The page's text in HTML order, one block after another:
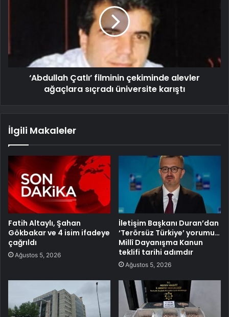
‘Abdullah Çatlı’ filminin çekiminde alevler
ağaçlara sıçradı üniversite karıştı
İlgili Makaleler
Fatih Altaylı, Şahan
Gökbakar ve 4 isim ifadeye
çağrıldı
Ağustos 5, 2026
İletişim Başkanı Duran’dan
‘Terörsüz Türkiye’ yorumu…
Millî Dayanışma Kanun
teklifi tarihi adımdır
Ağustos 5, 2026